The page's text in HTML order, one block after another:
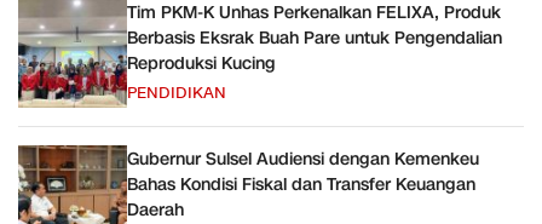
Tim PKM-K Unhas Perkenalkan FELIXA, Produk
Berbasis Eksrak Buah Pare untuk Pengendalian
Reproduksi Kucing
PENDIDIKAN
Gubernur Sulsel Audiensi dengan Kemenkeu
Bahas Kondisi Fiskal dan Transfer Keuangan
Daerah